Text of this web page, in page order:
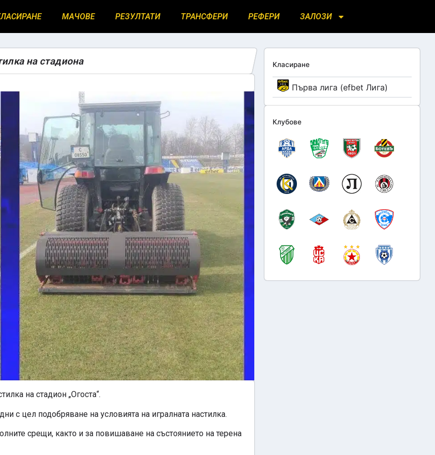
МАЧОВЕ РЕЗУЛТАТИ ТРАНСФЕРИ РЕФЕРИ ЗАЛОЗИ
Класиране
Първа лига (efbet Лига)
Клубове
на стадиона
на стадион „Огоста“.
с цел подобряване на условията на игралната настилка.
срещи, както и за повишаване на състоянието на терена